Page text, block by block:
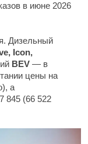
в июне 2026
Дизельный
Icon,
BEV — в
цены на
а
845 (66 522